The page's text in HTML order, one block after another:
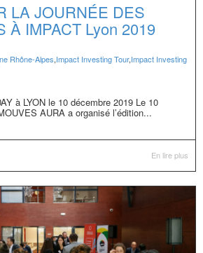
LA JOURNÉE DES
À IMPACT Lyon 2019
Rhône-Alpes,Impact Investing Tour,Impact Investing
à LYON le 10 décembre 2019 Le 10
AURA a organisé l’édition...
En lire plus